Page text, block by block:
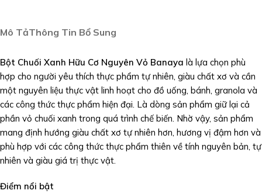
Mô TảThông Tin Bổ Sung
Bột Chuối Xanh Hữu Cơ Nguyên Vỏ Banaya là lựa chọn phù
hợp cho người yêu thích thực phẩm tự nhiên, giàu chất xơ và cần
một nguyên liệu thực vật linh hoạt cho đồ uống, bánh, granola và
các công thức thực phẩm hiện đại. Là dòng sản phẩm giữ lại cả
phần vỏ chuối xanh trong quá trình chế biến. Nhờ vậy, sản phẩm
mang định hướng giàu chất xơ tự nhiên hơn, hương vị đậm hơn và
phù hợp với các công thức thực phẩm thiên về tính nguyên bản, tự
nhiên và giàu giá trị thực vật.
Điểm nổi bật